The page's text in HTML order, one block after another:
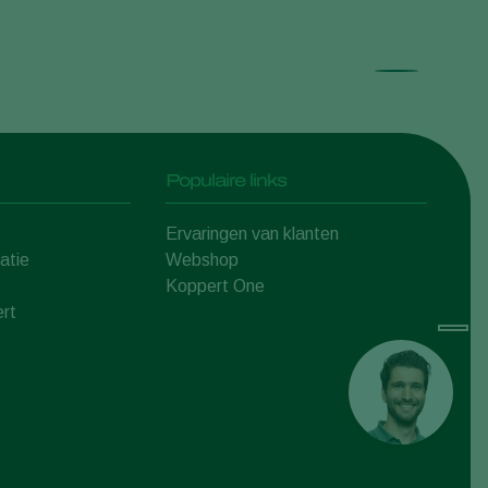
Populaire links
Ervaringen van klanten
Webshop
Koppert One